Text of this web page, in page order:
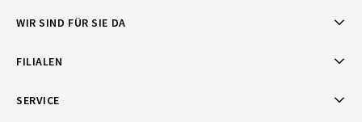
WIR SIND FÜR SIE DA
FILIALEN
SERVICE